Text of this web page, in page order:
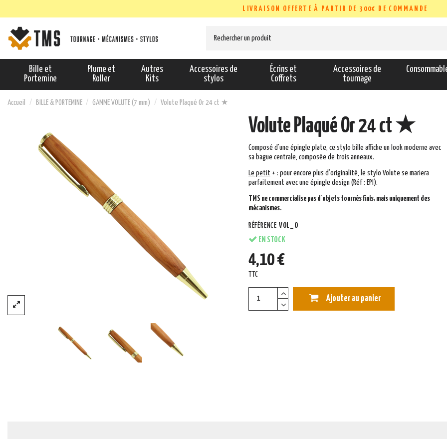
LIVRAISON OFFERTE À PARTIR DE 300€ DE COMMANDE
Bille et
Portemine
Plume et
Roller
Autres
Kits
Accessoires de
stylos
Écrins et
Coffrets
Accessoires de
tournage
Accueil BILLE & PORTEMINE GAMME VOLUTE (7 mm) Volute Plaqué Or 24 ct ★
Volute Plaqué Or 24 ct ★
Composé d'une épingle plate, ce stylo bille affiche un look moderne avec
sa bague centrale, composée de trois anneaux.
Le petit +: pour encore plus d’originalité, le stylo Volute se mariera
parfaitement avec une épingle design (Réf : EPI).
TMS ne commercialise pas d'objets tournés finis, mais uniquement des
mécanismes.
RÉFÉRENCE VOL_O
EN STOCK
4,10 €
TTC
Ajouter au panier